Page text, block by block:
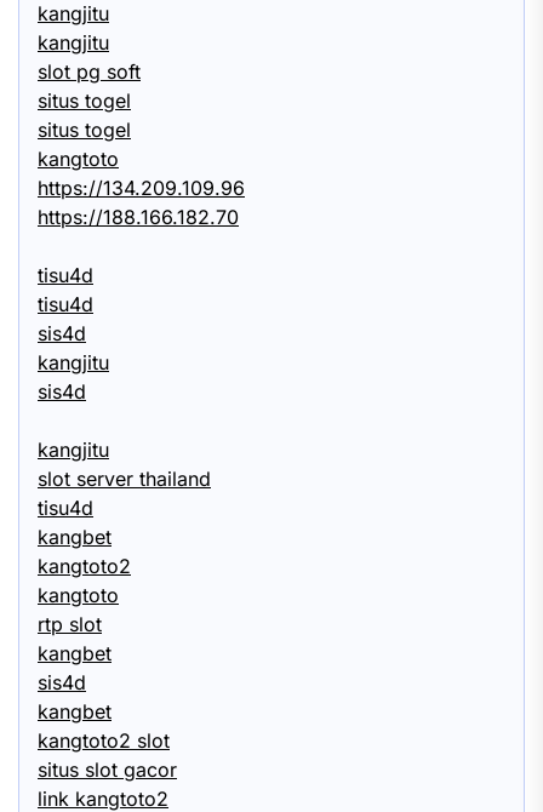
kangjitu
kangjitu
slot pg soft
situs togel
situs togel
kangtoto
https://134.209.109.96
https://188.166.182.70
tisu4d
tisu4d
sis4d
kangjitu
sis4d
kangjitu
slot server thailand
tisu4d
kangbet
kangtoto2
kangtoto
rtp slot
kangbet
sis4d
kangbet
kangtoto2 slot
situs slot gacor
link kangtoto2